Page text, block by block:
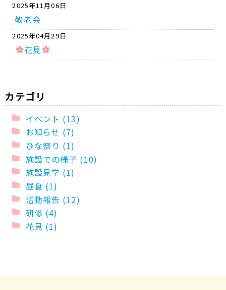
2025年11月06日
敬老会
2025年04月29日
花見
カテゴリ
イベント (13)
お知らせ (7)
ひな祭り (1)
施設での様子 (10)
施設見学 (1)
昼食 (1)
活動報告 (12)
研修 (4)
花見 (1)